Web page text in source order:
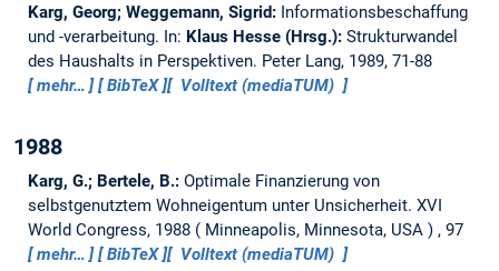
Karg, Georg; Weggemann, Sigrid: Informationsbeschaffung
und -verarbeitung. In: Klaus Hesse (Hrsg.): Strukturwandel
des Haushalts in Perspektiven. Peter Lang, 1989, 71-88
mehr…
BibTeX Volltext (mediaTUM)
1988
Karg, G.; Bertele, B.: Optimale Finanzierung von
selbstgenutztem Wohneigentum unter Unsicherheit. XVI
World Congress, 1988
Minneapolis, Minnesota, USA
, 97
mehr…
BibTeX Volltext (mediaTUM)